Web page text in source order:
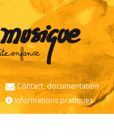
Contact, documentation
Informations pratiques